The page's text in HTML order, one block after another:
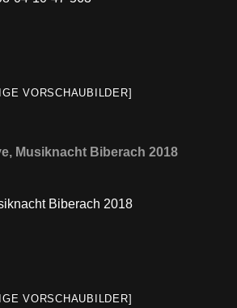
VORSCHAUBILDER]
Musiknacht Biberach 2018
VORSCHAUBILDER]